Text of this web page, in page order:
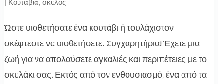
| Κουτάβια, σκύλος
Ώστε υιοθετήσατε ένα κουτάβι ή τουλάχιστον
σκέφτεστε να υιοθετήσετε. Συγχαρητήρια! Έχετε μια
ζωή για να απολαύσετε αγκαλιές και περιπέτειες με το
σκυλάκι σας. Εκτός από τον ενθουσιασμό, ένα από τα